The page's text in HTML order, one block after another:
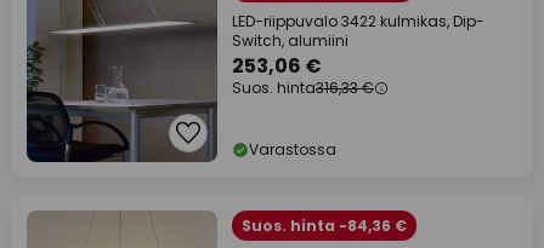
LED-riippuvalo 3422 kulmikas, Dip-
Switch, alumiini
253,06 €
Suos. hinta316,33 €
Varastossa
Suos. hinta -84,36 €